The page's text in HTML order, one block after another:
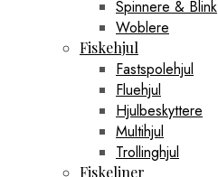
Spinnere & Blink
Woblere
Fiskehjul
Fastspolehjul
Fluehjul
Hjulbeskyttere
Multihjul
Trollinghjul
Fiskeliner